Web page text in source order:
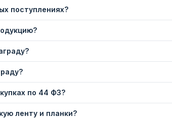
поступлениях?
по 44 ФЗ?
ленту и планки?